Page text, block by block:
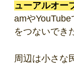
ューアルオー
amや
をつないでき
周辺は小さな